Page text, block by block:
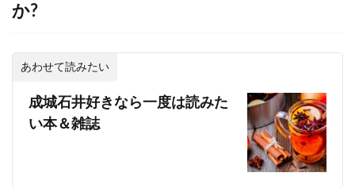
か?
あわせて読みたい
成城石井好きなら一度は読みた
い本＆雑誌